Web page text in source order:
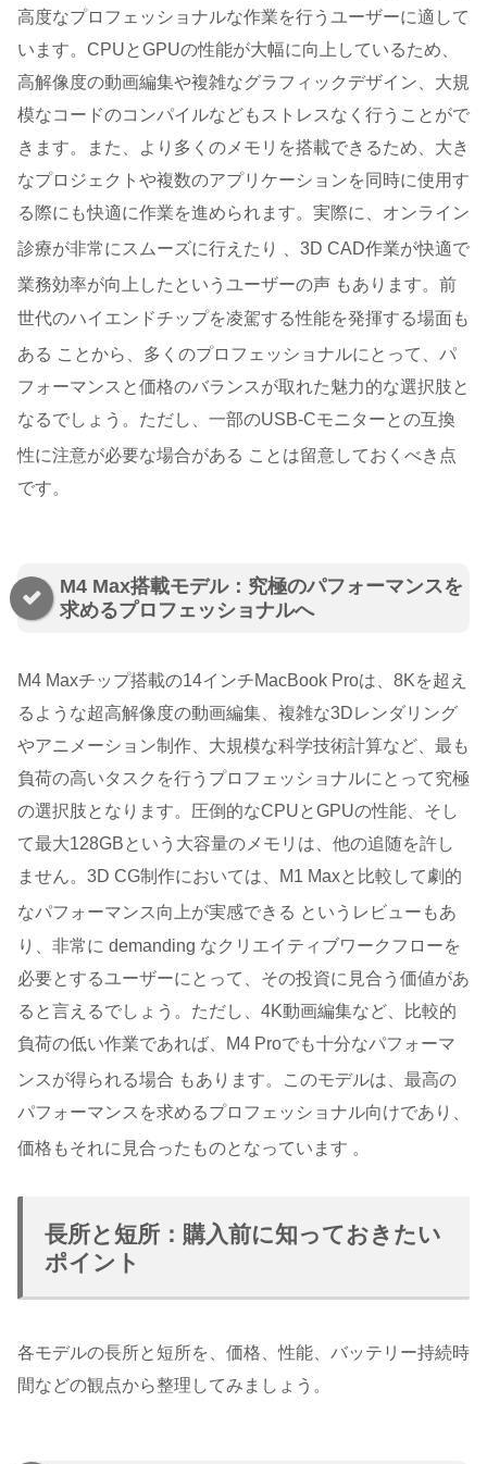
高度なプロフェッショナルな作業を行うユーザーに適して
います。CPUとGPUの性能が大幅に向上しているため、
高解像度の動画編集や複雑なグラフィックデザイン、大規
模なコードのコンパイルなどもストレスなく行うことがで
きます。また、より多くのメモリを搭載できるため、大き
なプロジェクトや複数のアプリケーションを同時に使用す
る際にも快適に作業を進められます。実際に、オンライン
診療が非常にスムーズに行えたり
、3D CAD作業が快適で
業務効率が向上したというユーザーの声 もあります。前
世代のハイエンドチップを凌駕する性能を発揮する場面も
ある ことから、多くのプロフェッショナルにとって、パ
フォーマンスと価格のバランスが取れた魅力的な選択肢と
なるでしょう。ただし、一部のUSB-Cモニターとの互換
性に注意が必要な場合がある ことは留意しておくべき点
です。
M4 Max搭載モデル：究極のパフォーマンスを
求めるプロフェッショナルへ
M4 Maxチップ搭載の14インチMacBook Proは、8Kを超え
るような超高解像度の動画編集、複雑な3Dレンダリング
やアニメーション制作、大規模な科学技術計算など、最も
負荷の高いタスクを行うプロフェッショナルにとって究極
の選択肢となります。圧倒的なCPUとGPUの性能、そし
て最大128GBという大容量のメモリは、他の追随を許し
ません。3D CG制作においては、M1 Maxと比較して劇的
なパフォーマンス向上が実感できる というレビューもあ
り、非常に demanding なクリエイティブワークフローを
必要とするユーザーにとって、その投資に見合う価値があ
ると言えるでしょう。ただし、4K動画編集など、比較的
負荷の低い作業であれば、M4 Proでも十分なパフォーマ
ンスが得られる場合 もあります。このモデルは、最高の
パフォーマンスを求めるプロフェッショナル向けであり、
価格もそれに見合ったものとなっています 。
長所と短所：購入前に知っておきたい
ポイント
各モデルの長所と短所を、価格、性能、バッテリー持続時
間などの観点から整理してみましょう。